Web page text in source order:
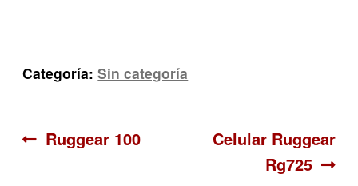
Categoría:Sin categoría
Navegación
Anterior:
Ruggear 100 Siguiente:
Celular Ruggear
Rg725